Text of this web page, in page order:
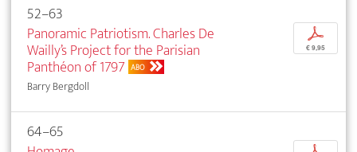
52–63
Panoramic Patriotism. Charles De
Wailly’s Project for the Parisian
Panthéon of 1797 ABO
Barry Bergdoll
p
€ 9,95
64–65